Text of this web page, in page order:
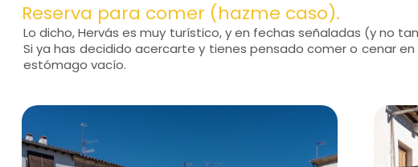
Reserva para comer (hazme caso).
Lo dicho, Hervás es muy turístico, y en fechas señaladas (y no
Si ya has decidido acercarte y tienes pensado comer o cenar
estómago vacío.